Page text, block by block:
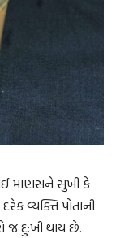
માણસને સુખી કે
વ્યક્તિ પોતાની
જ દુ:ખી થાય છે.